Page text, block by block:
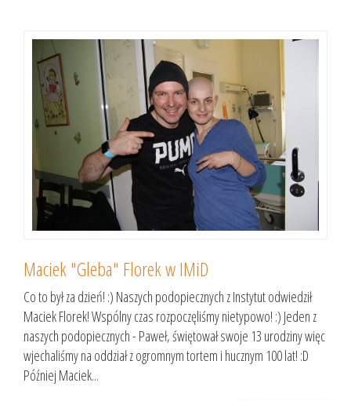
Maciek "Gleba" Florek w IMiD
Co to był za dzień! :) Naszych podopiecznych z Instytut odwiedził
Maciek Florek! Wspólny czas rozpoczęliśmy nietypowo! :) Jeden z
naszych podopiecznych - Paweł, świętował swoje 13 urodziny więc
wjechaliśmy na oddział z ogromnym tortem i hucznym 100 lat! :D
Później Maciek...